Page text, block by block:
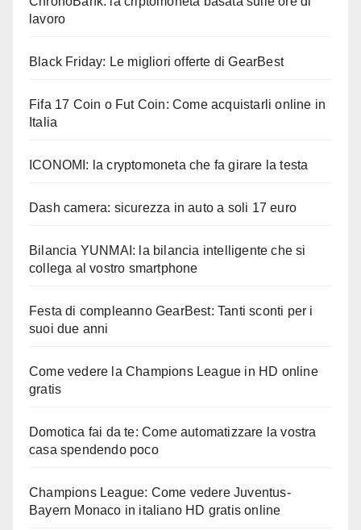
lavoro
Black Friday: Le migliori offerte di GearBest
Fifa 17 Coin o Fut Coin: Come acquistarli online in
Italia
ICONOMI: la cryptomoneta che fa girare la testa
Dash camera: sicurezza in auto a soli 17 euro
Bilancia YUNMAI: la bilancia intelligente che si
collega al vostro smartphone
Festa di compleanno GearBest: Tanti sconti per i
suoi due anni
Come vedere la Champions League in HD online
gratis
Domotica fai da te: Come automatizzare la vostra
casa spendendo poco
Champions League: Come vedere Juventus-
Bayern Monaco in italiano HD gratis online